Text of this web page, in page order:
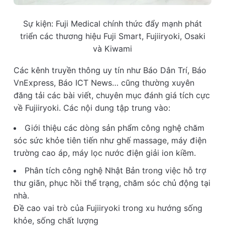
Sự kiện: Fuji Medical chính thức đẩy mạnh phát
triển các thương hiệu Fuji Smart, Fujiiryoki, Osaki
và Kiwami
Các kênh truyền thông uy tín như Báo Dân Trí, Báo
VnExpress, Báo ICT News… cũng thường xuyên
đăng tải các bài viết, chuyên mục đánh giá tích cực
về Fujiiryoki. Các nội dung tập trung vào:
Giới thiệu các dòng sản phẩm công nghệ chăm
sóc sức khỏe tiên tiến như ghế massage, máy điện
trường cao áp, máy lọc nước điện giải ion kiềm.
Phân tích công nghệ Nhật Bản trong việc hỗ trợ
thư giãn, phục hồi thể trạng, chăm sóc chủ động tại
nhà.
Đề cao vai trò của Fujiiryoki trong xu hướng sống
khỏe, sống chất lượng